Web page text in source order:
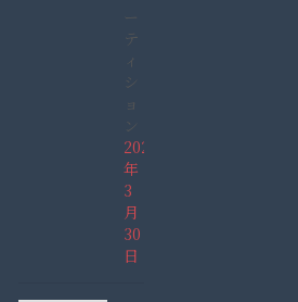
ー
テ
ィ
シ
ョ
ン
2022
年
3
月
30
日